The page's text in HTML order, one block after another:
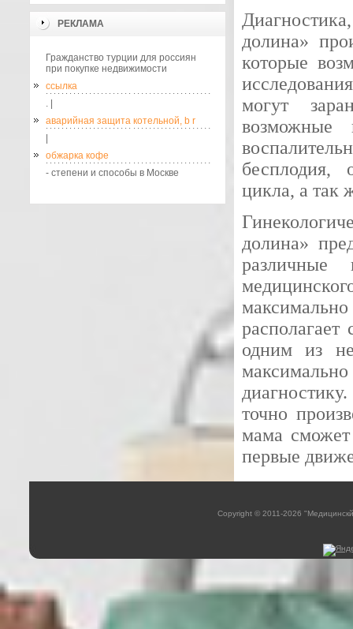
РЕКЛАМА
Гражданство турции для россиян
при покупке недвижимости
ссылка
. |
аварийная защита котельной, b r
обжарка кофе
- степени и способы в Москве
долина»
которые
могут
возможные
бесплодия,
цикла, а так
долина»
различные
одним из
точно
мама
первые
Copyright © 2011-2026